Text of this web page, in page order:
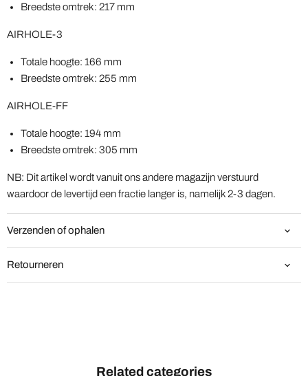
Breedste omtrek: 217 mm
AIRHOLE-3
Totale hoogte: 166 mm
Breedste omtrek: 255 mm
AIRHOLE-FF
Totale hoogte: 194 mm
Breedste omtrek: 305 mm
NB: Dit artikel wordt vanuit ons andere magazijn verstuurd
waardoor de levertijd een fractie langer is, namelijk 2-3 dagen.
Verzenden of ophalen
Retourneren
Related categories